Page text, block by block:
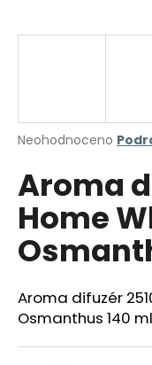
Průměrné
produktu
je
0,0
5
hvězdiček.
Neohodnoceno
Aroma
Home
Aroma difuzér
Osmanthus 140 ml
j
?
o
p
o